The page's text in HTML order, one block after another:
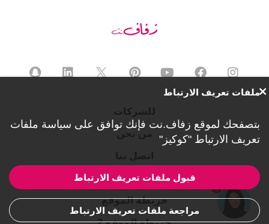
من نحن
الخصوصية
خريطة الموقع
ملفات تعريف الارتباط
بتصفحك لموقع زفاف.نت فإنك توافق على سياسة ملفات
تعريف الارتباط "كوكيز"
قبول ملفات تعريف الارتباط
مراجعة ملفات تعريف الارتباط
1